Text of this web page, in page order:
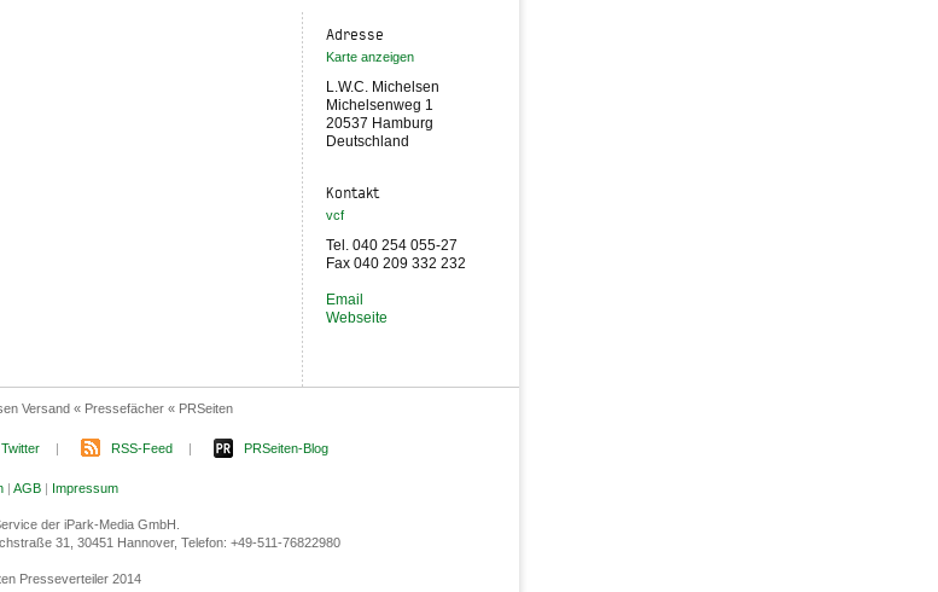
Adresse
Karte anzeigen
L.W.C. Michelsen
Michelsenweg 1
20537 Hamburg
Deutschland
Kontakt
vcf
Tel. 040 254 055-27
Fax 040 209 332 232
Email
Webseite
Versand « Pressefächer « PRSeiten
Twitter | RSS-Feed | PRSeiten-Blog
| AGB | Impressum
der iPark-Media GmbH.
31, 30451 Hannover, Telefon: +49-511-76822980
Presseverteiler 2014